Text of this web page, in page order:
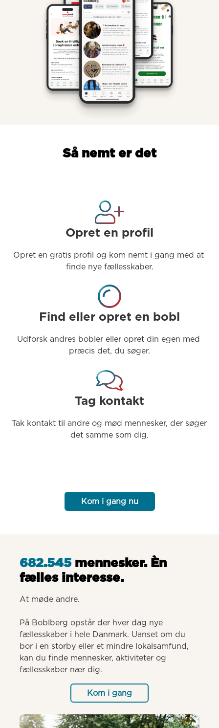
Så nemt er det
Opret en profil
Opret en gratis profil og kom nemt i gang med at
finde nye fællesskaber.
Find eller opret en bobl
Udforsk andres bobler eller opret din egen med
præcis det, du søger.
Tag kontakt
Tak kontakt til andre og mød mennesker, der søger
det samme som dig.
Kom i gang nu
682.545mennesker. Èn
fælles interesse.
At møde andre.
På Boblberg opstår der hver dag nye
fællesskaber i hele Danmark. Uanset om du
bor i en storby eller et mindre lokalsamfund,
kan du finde mennesker, aktiviteter og
fællesskaber nær dig.
Kom i gang